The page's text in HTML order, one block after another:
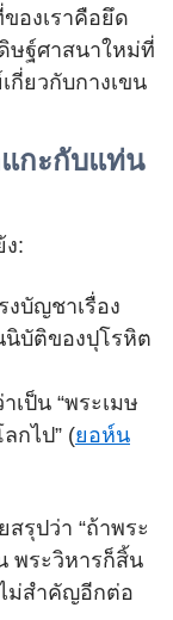
องเราคือยึด
ษฐ์ศาสนาใหม่ที่
ยวกับกางเขน
กะกับแท่น
:
บัญชาเรื่อง
นิบัติของปุโรหิต
เป็น “พระเมษ
กไป” (ยอห์น
รุปว่า “ถ้าพระ
พระวิหารก็สิ้น
ม่สำคัญอีกต่อ